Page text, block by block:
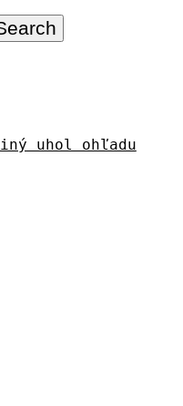
iný uhol ohľadu